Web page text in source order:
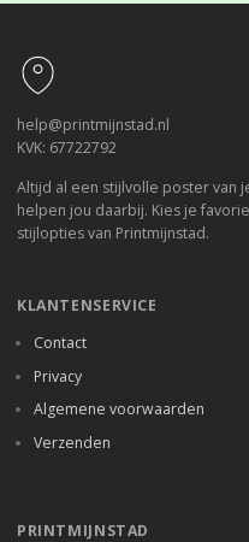
help@printmijnstad.nl
KVK: 67722792
Altijd al een stijlvolle poster van
helpen jou daarbij. Kies je
stijlopties van Printmijnstad.
KLANTENSERVICE
Contact
Privacy
Algemene voorwaarden
Verzenden
PRINTMIJNSTAD